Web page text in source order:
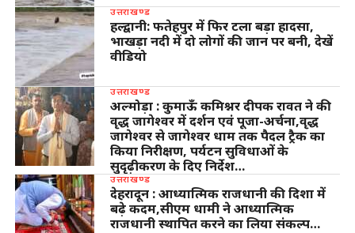
उत्तराखण्ड
हल्द्वानी: फतेहपुर में फिर टला बड़ा हादसा,
भाखड़ा नदी में दो लोगों की जान पर बनी, देखें
वीडियो
उत्तराखण्ड
अल्मोड़ा : कुमाऊँ कमिश्नर दीपक रावत ने की
वृद्ध जागेश्वर में दर्शन एवं पूजा-अर्चना,वृद्ध
जागेश्वर से जागेश्वर धाम तक पैदल ट्रैक का
किया निरीक्षण, पर्यटन सुविधाओं के
सुदृढ़ीकरण के दिए निर्देश…
उत्तराखण्ड
देहरादून : आध्यात्मिक राजधानी की दिशा में
बढ़े कदम,सीएम धामी ने आध्यात्मिक
राजधानी स्थापित करने का लिया संकल्प…